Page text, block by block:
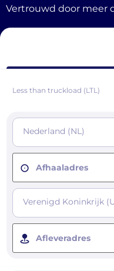
Vertrouwd door meer
Less than truckload (LTL)
Nederland (NL)
Afhaaladres
Verenigd Koninkrijk
Afleveradres